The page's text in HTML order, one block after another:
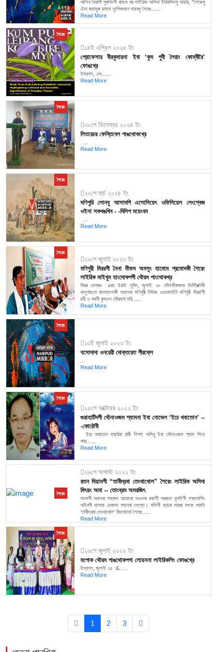
অশৈব মৈরাগী পুকনিংগী ৱাফম খর লাইরিক অসিদা ইরিবসিদসু হায়রি, “শৈরেংবু
ঐনা কয়ামুক য়াম্না নুংশিজবগে হায়ববু শৈরেং......
Read More
শৈরেং
১৪ই এপ্রিল ২০২৫ ইং
প্রোফেসার বীরকুমারনা ইবা ‘কুম পুবী লৈরাং কোম্বীরৈ’
ফোঙখ্রে
ইম্ফাল, এপ......
Read More
শৈরেং
৩০শে ডিসেম্বর ২০২৪ ইং
লিতরেচর ফেস্তিবেল পাঙথোকখ্রে
Read More
শৈরেং
২০শে মার্চ ২০২৪ ইং
মণিপুরি লোনবু আসামগি এসোসিয়েৎ ওফিসিয়েল লেংগ্বেজ
ওইনা সকখঙখিব - -দিলিপ ময়েংবম
Read More
শৈরেং
২৯শে জুলাই ২০২৩ ইং
মণিপুরী মিররগী নৈনা মীফম অমসুং হামোম প্রমোদকী শৈরেং
লাইরিক মাইখুম হাংদোকপগী থৌরম পাংথোকখ্র
মিরর ডেস্কঃ ঙরাং ইরাই নুমিৎ, জুলাই ২৮ মৌলভীবাজার ডিস্ট্রিক্টকী
ভানুগাছতা বাংলাদেশকী অহানবা মণিপুরী নিউজ ওয়েবসাইট মণিপুরী মিরর'গী
চহী ৩ শুবগী কুমওন থৌরমগা মরি......
Read More
শৈরেং
১৩ই জুলাই ২০২৩ ইং
যসোদাদা ওনরেরী দোক্তরেত পীরক্লে
Read More
শৈরেং
২৫শে অক্টোবর ২০২২ ইং
গুৱাহাটিদগী থৌনাওজম শ্যামনা ইবা নোভেল ‘ইচে থবাতোন’ --
-কোরৌবী
ইচে থবাতোন হায়রিবা ৱারী লিশাং অসিবু ইবা থৌনাওজম শ্যাম সিংহ
কাছ......
Read More
শৈরেং
২৬শে অগাস্ট ২০২২ ইং
রতন থিয়ামগী “তাবীদ্রবা তেংথাখোল” শৈরেং লাইরিক অসিদা
মিৎয়ং অমা -- তোংব্রম অমরজিৎ
মতমগী অকনবা শহুমদা অহোংবা অওনবা কয়াগী মরক্তা খুনাইগী শক্তমশিং
অইবগী থম্মোয় চেবাংদা লাচনবা লেপ্তে। মসিগী ময়েক লারবা মশক অমনি
‘তাবীদ্রবা তেংথাখোল’ মিংথোনবা শৈরেং......
Read More
শৈরেং
২৬শে জুলাই ২০২২ ইং
মপোক থৌরম পাঙথোকপগা লোয়ননা লাইরিকশিং ফোঙখ্রে
ইম্ফাল, জুলাই ২৫ :&......
Read More
1 2 3
মণিপুরী মিরর